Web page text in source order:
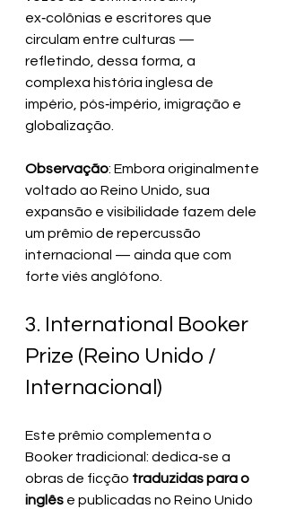
ex‑colônias e escritores que
circulam entre culturas —
refletindo, dessa forma, a
complexa história inglesa de
império, pós‑império, imigração e
globalização.
Observação: Embora originalmente
voltado ao Reino Unido, sua
expansão e visibilidade fazem dele
um prêmio de repercussão
internacional — ainda que com
forte viés anglófono.
3. International Booker
Prize (Reino Unido /
Internacional)
Este prêmio complementa o
Booker tradicional: dedica‑se a
obras de ficção traduzidas para o
inglês e publicadas no Reino Unido